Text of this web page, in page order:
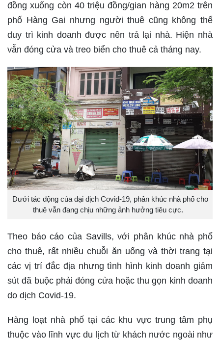
đồng xuống còn 40 triệu đồng/gian hàng 20m2 trên
phố Hàng Gai nhưng người thuê cũng không thể
duy trì kinh doanh được nên trả lại nhà. Hiện nhà
vẫn đóng cửa và treo biển cho thuê cả tháng nay.
Dưới tác động của đại dịch Covid-19, phân khúc nhà phố cho
thuê vẫn đang chịu những ảnh hưởng tiêu cực.
Theo báo cáo của Savills, với phân khúc nhà phố
cho thuê, rất nhiều chuỗi ăn uống và thời trang tại
các vị trí đắc địa nhưng tình hình kinh doanh giảm
sút đã buộc phải đóng cửa hoặc thu gọn kinh doanh
do dịch Covid-19.
Hàng loạt nhà phố tại các khu vực trung tâm phụ
thuộc vào lĩnh vực du lịch từ khách nước ngoài như